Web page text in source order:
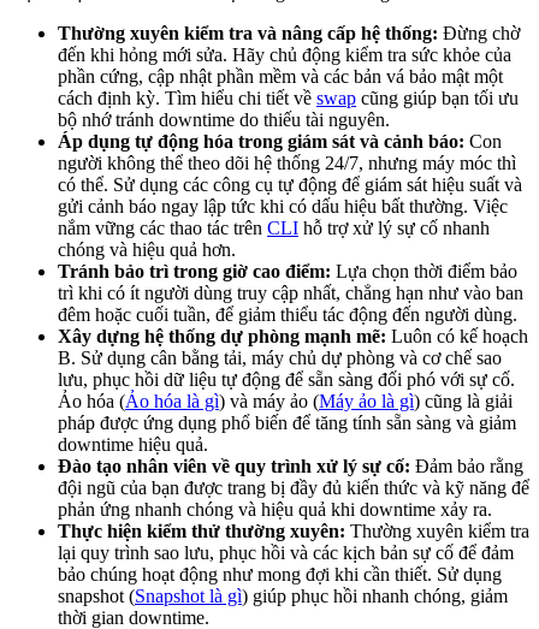
Thường xuyên kiểm tra và nâng cấp hệ thống: Đừng chờ
đến khi hỏng mới sửa. Hãy chủ động kiểm tra sức khỏe của
phần cứng, cập nhật phần mềm và các bản vá bảo mật một
cách định kỳ. Tìm hiểu chi tiết về swap cũng giúp bạn tối ưu
bộ nhớ tránh downtime do thiếu tài nguyên.
Áp dụng tự động hóa trong giám sát và cảnh báo: Con
người không thể theo dõi hệ thống 24/7, nhưng máy móc thì
có thể. Sử dụng các công cụ tự động để giám sát hiệu suất và
gửi cảnh báo ngay lập tức khi có dấu hiệu bất thường. Việc
nắm vững các thao tác trên CLI hỗ trợ xử lý sự cố nhanh
chóng và hiệu quả hơn.
Tránh bảo trì trong giờ cao điểm: Lựa chọn thời điểm bảo
trì khi có ít người dùng truy cập nhất, chẳng hạn như vào ban
đêm hoặc cuối tuần, để giảm thiểu tác động đến người dùng.
Xây dựng hệ thống dự phòng mạnh mẽ: Luôn có kế hoạch
B. Sử dụng cân bằng tải, máy chủ dự phòng và cơ chế sao
lưu, phục hồi dữ liệu tự động để sẵn sàng đối phó với sự cố.
Ảo hóa (Ảo hóa là gì) và máy ảo (Máy ảo là gì) cũng là giải
pháp được ứng dụng phổ biến để tăng tính sẵn sàng và giảm
downtime hiệu quả.
Đào tạo nhân viên về quy trình xử lý sự cố: Đảm bảo rằng
đội ngũ của bạn được trang bị đầy đủ kiến thức và kỹ năng để
phản ứng nhanh chóng và hiệu quả khi downtime xảy ra.
Thực hiện kiểm thử thường xuyên: Thường xuyên kiểm tra
lại quy trình sao lưu, phục hồi và các kịch bản sự cố để đảm
bảo chúng hoạt động như mong đợi khi cần thiết. Sử dụng
snapshot (Snapshot là gì) giúp phục hồi nhanh chóng, giảm
thời gian downtime.